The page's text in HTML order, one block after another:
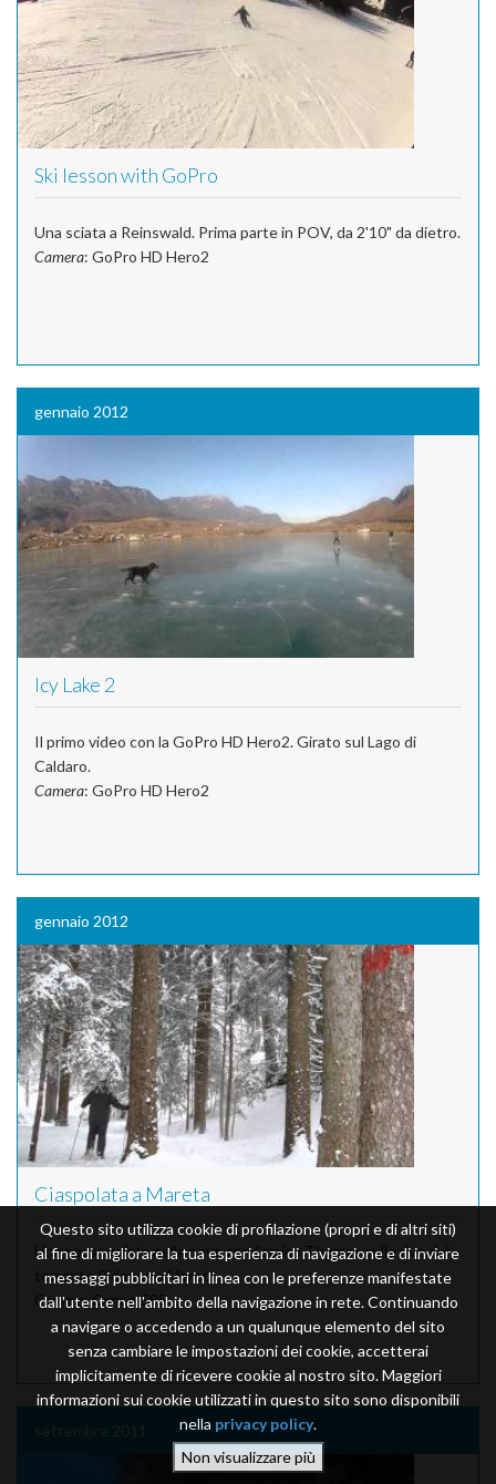
Ski lesson with GoPro
Una sciata a Reinswald. Prima parte in POV, da 2'10" da dietro.
Camera: GoPro HD Hero2
gennaio 2012
Icy Lake 2
Il primo video con la GoPro HD Hero2. Girato sul Lago di
Caldaro.
Camera: GoPro HD Hero2
gennaio 2012
Ciaspolata a Mareta
Una passeggiata nella neve con l'amico Thomas sulle rive del
torrente Ridanna a Mareta.
Camera: Canon S95
settembre 2011
Questo sito utilizza cookie di profilazione (propri e di altri siti)
al fine di migliorare la tua esperienza di navigazione e di inviare
messaggi pubblicitari in linea con le preferenze manifestate
dall'utente nell'ambito della navigazione in rete. Continuando
a navigare o accedendo a un qualunque elemento del sito
senza cambiare le impostazioni dei cookie, accetterai
implicitamente di ricevere cookie al nostro sito. Maggiori
informazioni sui cookie utilizzati in questo sito sono disponibili
nella privacy policy.